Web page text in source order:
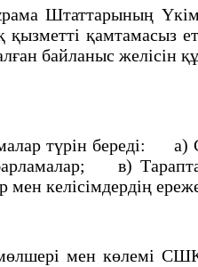
Штаттарының
байланыс желiсiн
түрiн бередi: а)
в)
келiсiмдердiң
мен көлемi